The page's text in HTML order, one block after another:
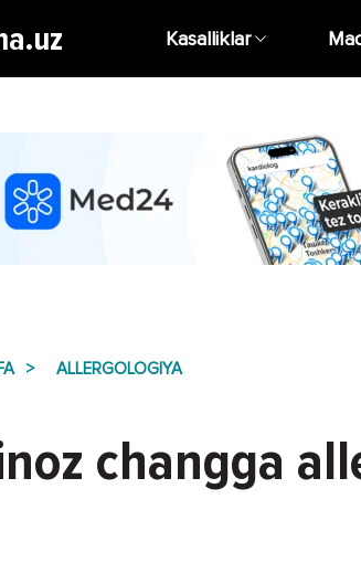
Kasalliklar
ALLERGOLOGIYA
changga